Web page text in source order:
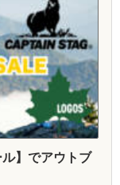
】でアウトブ